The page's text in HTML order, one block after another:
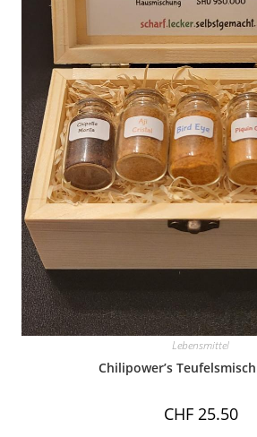
Lebensmittel
Chilipower’s
CHF25.50